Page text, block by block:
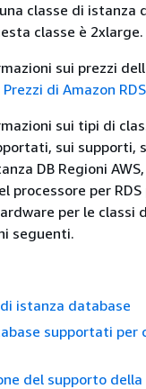
classe di istanza
classe è 2xlarge.
sui prezzi
Prezzi di Amazon RDS
sui tipi di
sui supporti,
DB Regioni
processore per
per le classi
seguenti.
istanza database
supportati per
del supporto della